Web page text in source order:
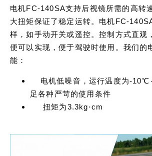
电机FC-140SA支持后视镜所需的高转
大扭矩保证了稳定运转。电机FC-
样，如手动开关或遥控。控制方式直观
便可以实现，便于驾驶时使用。我们的
能：
电机低噪音，运行温度为-10℃
足各种严苛的使用条件
扭矩为3.3kg⋅cm